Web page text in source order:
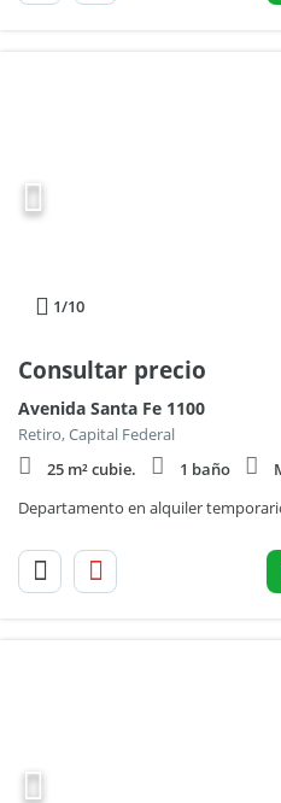
1/10
Consultar precio
Avenida Santa Fe 1100
Retiro, Capital Federal
25 m² cubie.
1 baño
Departamento en alquiler